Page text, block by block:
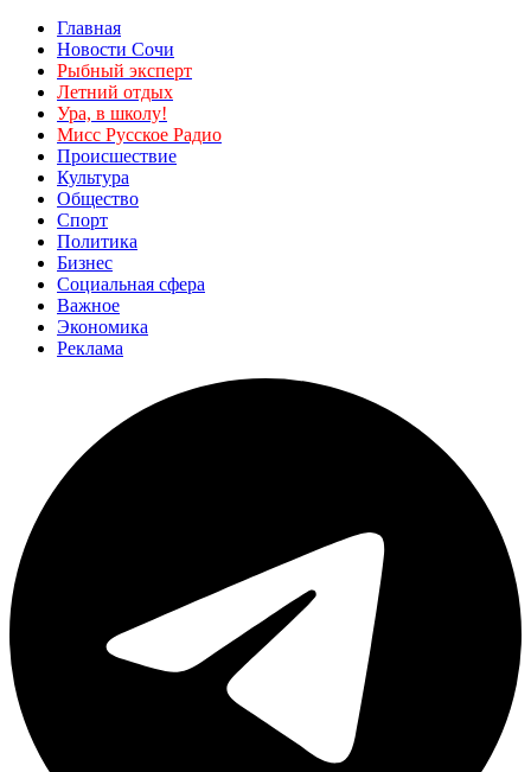
Главная
Новости Сочи
Рыбный эксперт
Летний отдых
Ура, в школу!
Мисс Русское Радио
Происшествие
Культура
Общество
Спорт
Политика
Бизнес
Социальная сфера
Важное
Экономика
Реклама